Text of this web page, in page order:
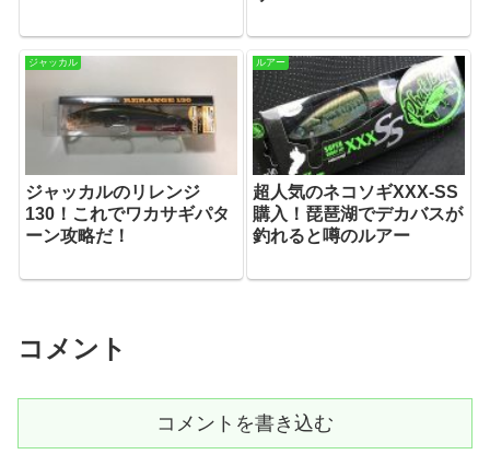
ジャッカル
ジャッカルのリレンジ
130！これでワカサギパタ
ーン攻略だ！
ルアー
超人気のネコソギXXX-SS
購入！琵琶湖でデカバスが
釣れると噂のルアー
コメント
コメントを書き込む